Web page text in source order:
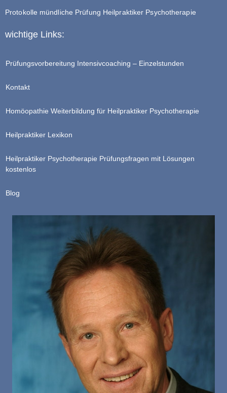
Protokolle mündliche Prüfung Heilpraktiker Psychotherapie
wichtige Links:
Prüfungsvorbereitung Intensivcoaching – Einzelstunden
Kontakt
Homöopathie Weiterbildung für Heilpraktiker Psychotherapie
Heilpraktiker Lexikon
Heilpraktiker Psychotherapie Prüfungsfragen mit Lösungen
kostenlos
Blog